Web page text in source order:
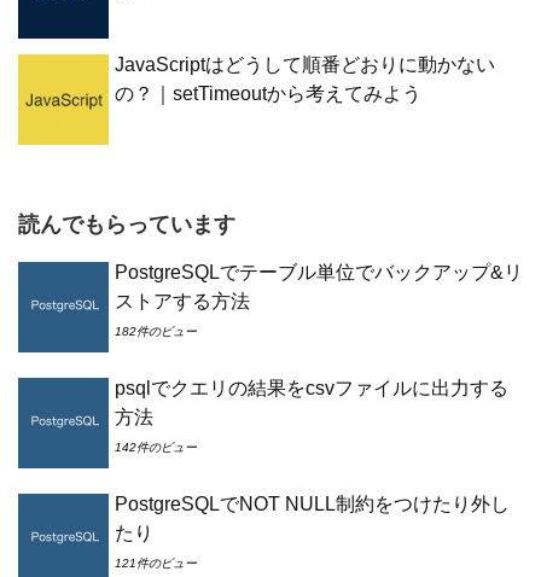
JavaScriptはどうして順番どおりに動かない
の？｜setTimeoutから考えてみよう
読んでもらっています
PostgreSQLでテーブル単位でバックアップ&リ
ストアする方法
182件のビュー
psqlでクエリの結果をcsvファイルに出力する
方法
142件のビュー
PostgreSQLでNOT NULL制約をつけたり外し
たり
121件のビュー